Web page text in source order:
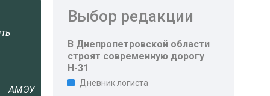
АМЭУ
Выбор редакции
В Днепропетровской области
строят современную дорогу
Н-31
Дневник логиста